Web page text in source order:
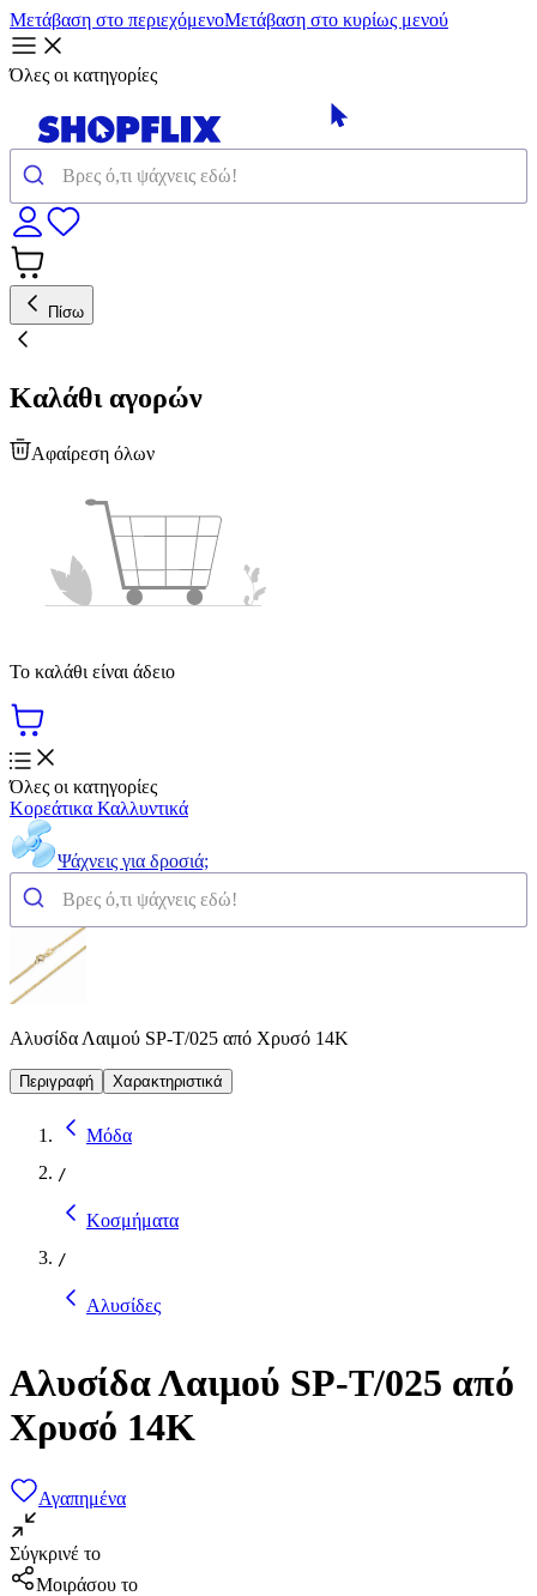
Μετάβαση στο περιεχόμενοΜετάβαση στο κυρίως μενού
Όλες οι κατηγορίες
Πίσω
Καλάθι αγορών
Αφαίρεση όλων
Το καλάθι είναι άδειο
Όλες οι κατηγορίες
Κορεάτικα Καλλυντικά
Ψάχνεις για δροσιά;
Αλυσίδα Λαιμού SP-T/025 από Χρυσό 14K
Περιγραφή Χαρακτηριστικά
Μόδα
/
Κοσμήματα
/
Αλυσίδες
Αλυσίδα Λαιμού SP-T/025 από
Χρυσό 14K
Αγαπημένα
Σύγκρινέ το
Μοιράσου το